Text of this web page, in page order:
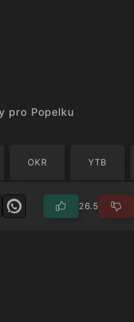
pro Popelku
OKR YTB
26.5